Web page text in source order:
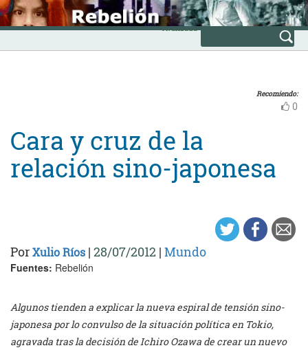
Skip
to
content
INICIO
Avanzada
Recomiendo:
0
Cara y cruz de la
relación sino-japonesa
PorXulio Ríos | 28/07/2012 | Mundo
Fuentes: Rebelión
Algunos tienden a explicar la nueva espiral de tensión sino-
japonesa por lo convulso de la situación política en Tokio,
agravada tras la decisión de Ichiro Ozawa de crear un nuevo